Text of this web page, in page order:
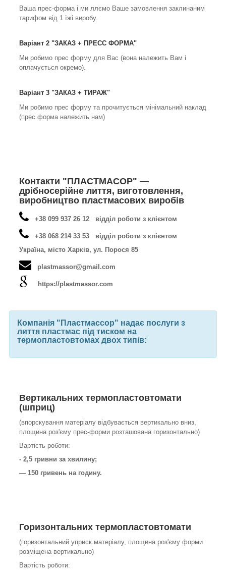
Ваша прес-форма і ми ллємо Ваше замовлення заклинаним
тарифом від 1 їжі виробу.
Варіант 2 "ЗАКАЗ + ПРЕСС ФОРМА"
Ми робимо прес форму для Вас (вона належить Вам і
оплачується окремо).
Варіант 3 "ЗАКАЗ + ТИРАЖ"
Ми робимо прес форму та прочитується мінімальний наклад
(прес форма належить нам)
Контакти "ПЛАСТМАСОР" —
дрібносерійне лиття, виготовлення,
виробництво пластмасових виробів
+38 099 937 26 12 відділ роботи з клієнтом
+38 068 214 33 53 відділ роботи з клієнтом
Україна, місто Харків, ул. Порося 85
plastmassor@gmail.com
https://plastmassor.com
Компанія "Пластмассор" надає послуги з
лиття пластмас під тиском на
термопластовтомах двох типів:
Вертикальних термопластовтомати
(шприц)
(впорскування матеріалу відбувається вертикально вниз,
площина роз'єму прес-форми розташована горизонтально)
Вартість роботи:
- 2,5 гривни за хвилину;
— 150 гривень на годину.
Горизонтальних термопластовтомати
(горизонтальний уприск матеріалу, площина роз'єму форми
розміщена вертикально)
Вартість роботи: